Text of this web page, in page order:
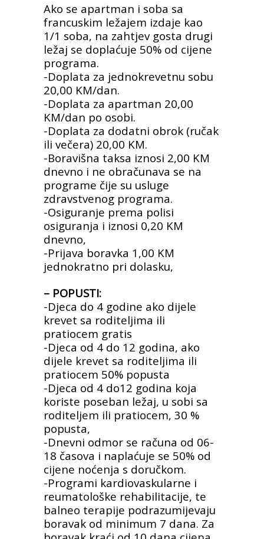
Ako se apartman i soba sa
francuskim ležajem izdaje kao
1/1 soba, na zahtjev gosta drugi
ležaj se doplaćuje 50% od cijene
programa.
-Doplata za jednokrevetnu sobu
20,00 KM/dan.
-Doplata za apartman 20,00
KM/dan po osobi.
-Doplata za dodatni obrok (ručak
ili večera) 20,00 KM.
-Boravišna taksa iznosi 2,00 KM
dnevno i ne obračunava se na
programe čije su usluge
zdravstvenog programa.
-Osiguranje prema polisi
osiguranja i iznosi 0,20 KM
dnevno,
-Prijava boravka 1,00 KM
jednokratno pri dolasku,
– POPUSTI:
-Djeca do 4 godine ako dijele
krevet sa roditeljima ili
pratiocem gratis
-Djeca od 4 do 12 godina, ako
dijele krevet sa roditeljima ili
pratiocem 50% popusta
-Djeca od 4 do12 godina koja
koriste poseban ležaj, u sobi sa
roditeljem ili pratiocem, 30 %
popusta,
-Dnevni odmor se računa od 06-
18 časova i naplaćuje se 50% od
cijene noćenja s doručkom.
-Programi kardiovaskularne i
reumatološke rehabilitacije, te
balneo terapije podrazumijevaju
boravak od minimum 7 dana. Za